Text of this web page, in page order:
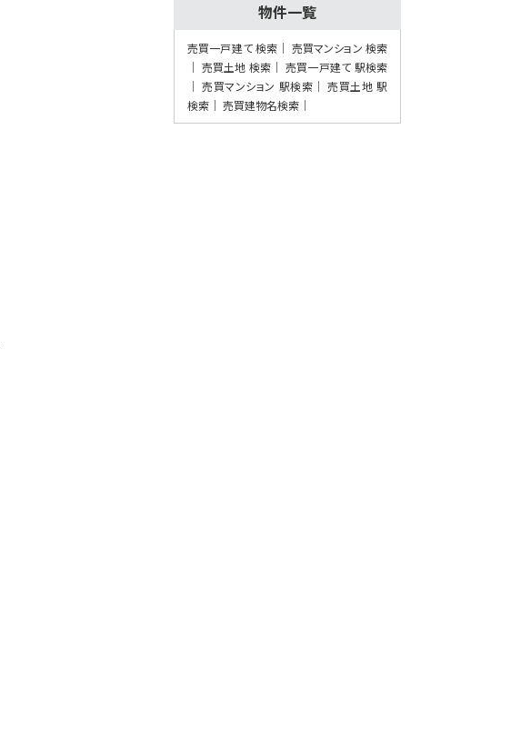
4ＬＤＫ
健軍町駅
歩27分
5万円プレゼント実施中〈家電家具何でも
物件一覧
売買一戸建て 検索
売買マンション 検索
売買土地 検索
売買一戸建て 駅検索
売買マンション 駅検索
売買土地 駅
検索
売買建物名検索